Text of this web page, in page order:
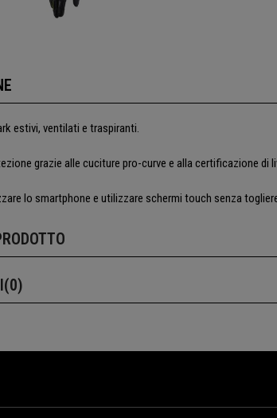
estivi, ventilati e traspiranti.
grazie alle cuciture pro-curve e alla certificazione di
lo smartphone e utilizzare schermi touch senza